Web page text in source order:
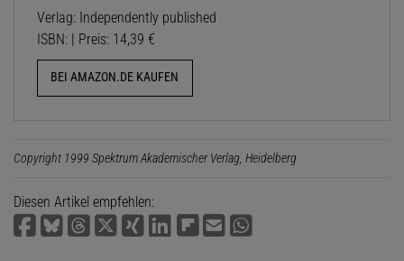
Verlag: Independently published
ISBN: | Preis: 14,39 €
BEI AMAZON.DE KAUFEN
Copyright 1999 Spektrum Akademischer Verlag, Heidelberg
Diesen Artikel empfehlen: